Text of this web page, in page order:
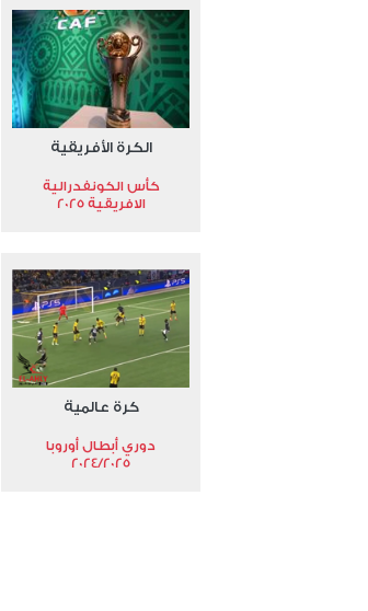
الكرة الأفريقية
كأس الكونفدرالية
الافريقية 2025
كرة عالمية
دوري أبطال أوروبا
2024/2025